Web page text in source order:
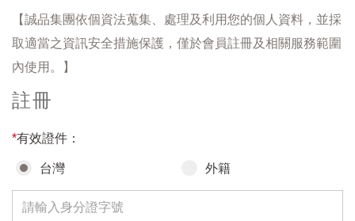
【誠品集團依個資法蒐集、處理及利用您的個人資料，並採
取適當之資訊安全措施保護，僅於會員註冊及相關服務範圍
內使用。】
註冊
*有效證件：
台灣 外籍